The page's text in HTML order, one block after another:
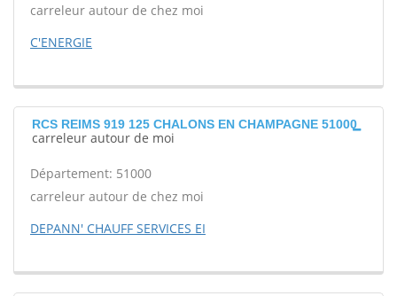
carreleur autour de chez moi
C'ENERGIE
RCS REIMS 919 125 CHALONS EN CHAMPAGNE 51000
carreleur autour de moi
Département: 51000
carreleur autour de chez moi
DEPANN' CHAUFF SERVICES EI